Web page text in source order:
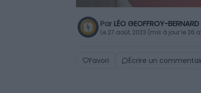
Par LÉO GEOFFROY-BERNARD
Le 27 août, 2023 (mis à jour le 26
Favori Écrire un